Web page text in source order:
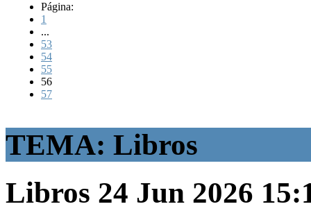
Página:
1
...
53
54
55
56
57
TEMA: Libros
Libros 24 Jun 2026